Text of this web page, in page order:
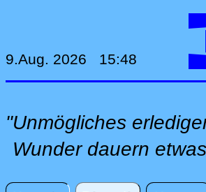
9.Aug. 2026 15:48
"Unmögliches
Wunder dauern